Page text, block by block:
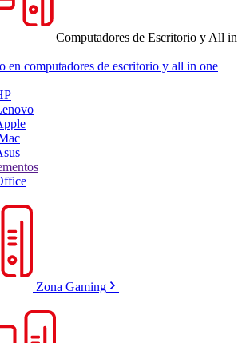
Computadores de Escritorio y All in
en computadores de escritorio y all in one
Zona Gaming